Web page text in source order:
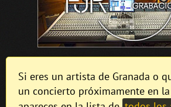
Si eres un artista de Granada o
un concierto próximamente en